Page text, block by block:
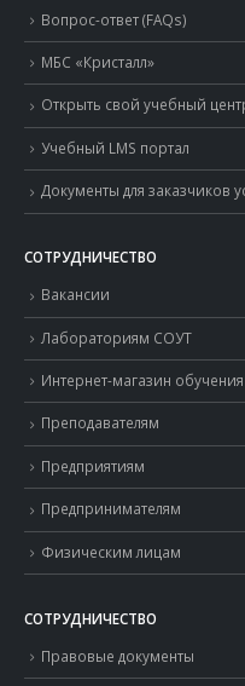
Вопрос-ответ (FAQs)
МБС «Кристалл»
Открыть свой учебный
Учебный LMS портал
Документы для заказчиков
СОТРУДНИЧЕСТВО
Вакансии
Лабораториям СОУТ
Интернет-магазин
Преподавателям
Предприятиям
Предпринимателям
Физическим лицам
СОТРУДНИЧЕСТВО
Правовые документы